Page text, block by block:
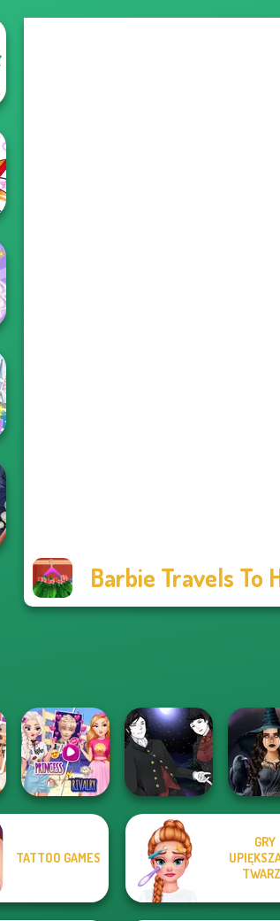
Barbie Travels To
Rapunzel
Manga Creator
Vampire Hunter
P...
Mystic
TATTOO GAMES
GRY